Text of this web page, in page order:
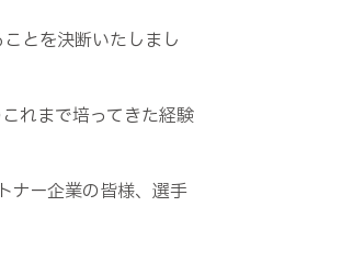
とを決断いたしまし
れまで培ってきた経験
ナー企業の皆様、選手